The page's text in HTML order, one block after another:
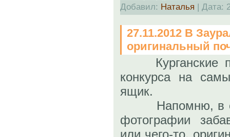
Добавил: Наталья | Дата:
27.11.2012 В
оригинальный
Курганские
конкурса на
ящик.
Напомню, в
фотографии
или чего-то,